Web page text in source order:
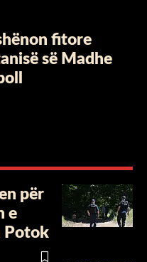
fitore
së Madhe
për
e
Potok